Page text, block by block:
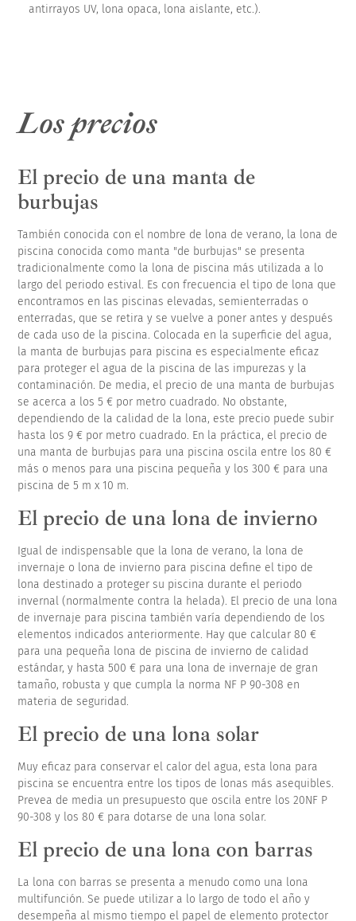
antirrayos UV, lona opaca, lona aislante, etc.).
Los precios
El precio de una manta de
burbujas
También conocida con el nombre de lona de verano, la lona de
piscina conocida como manta "de burbujas" se presenta
tradicionalmente como la lona de piscina más utilizada a lo
largo del periodo estival. Es con frecuencia el tipo de lona que
encontramos en las piscinas elevadas, semienterradas o
enterradas, que se retira y se vuelve a poner antes y después
de cada uso de la piscina. Colocada en la superficie del agua,
la manta de burbujas para piscina es especialmente eficaz
para proteger el agua de la piscina de las impurezas y la
contaminación. De media, el precio de una manta de burbujas
se acerca a los 5 € por metro cuadrado. No obstante,
dependiendo de la calidad de la lona, este precio puede subir
hasta los 9 € por metro cuadrado. En la práctica, el precio de
una manta de burbujas para una piscina oscila entre los 80 €
más o menos para una piscina pequeña y los 300 € para una
piscina de 5 m x 10 m.
El precio de una lona de invierno
Igual de indispensable que la lona de verano, la lona de
invernaje o lona de invierno para piscina define el tipo de
lona destinado a proteger su piscina durante el periodo
invernal (normalmente contra la helada). El precio de una lona
de invernaje para piscina también varía dependiendo de los
elementos indicados anteriormente. Hay que calcular 80 €
para una pequeña lona de piscina de invierno de calidad
estándar, y hasta 500 € para una lona de invernaje de gran
tamaño, robusta y que cumpla la norma NF P 90-308 en
materia de seguridad.
El precio de una lona solar
Muy eficaz para conservar el calor del agua, esta lona para
piscina se encuentra entre los tipos de lonas más asequibles.
Prevea de media un presupuesto que oscila entre los 20NF P
90-308 y los 80 € para dotarse de una lona solar.
El precio de una lona con barras
La lona con barras se presenta a menudo como una lona
multifunción. Se puede utilizar a lo largo de todo el año y
desempeña al mismo tiempo el papel de elemento protector